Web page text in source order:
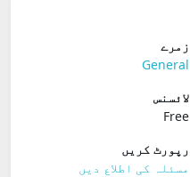
زمرے
General
لائسنس
Free
رپورٹ کریں
مسئلہ کی اطلاع دیں